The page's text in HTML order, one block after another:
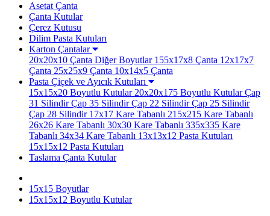
Asetat Çanta
Çanta Kutular
Çerez Kutusu
Dilim Pasta Kutuları
Karton Çantalar
20x20x10 Çanta Diğer Boyutlar155x17x8 Çanta 12x17x7
Çanta 25x25x9 Çanta 10x14x5 Çanta
Pasta Çiçek ve Ayıcık Kutuları
15x15x20 Boyutlu Kutular20x20x175 Boyutlu KutularÇap
31 SilindirÇap 35 SilindirÇap 22 SilindirÇap 25 Silindir
Çap 28 Silindir17x17 Kare Tabanlı 215x215 Kare Tabanlı
26x26 Kare Tabanlı 30x30 Kare Tabanlı 335x335 Kare
Tabanlı 34x34 Kare Tabanlı 13x13x12 Pasta Kutuları
15x15x12 Pasta Kutuları
Taslama Çanta Kutular
15x15 Boyutlar
15x15x12 Boyutlu Kutular